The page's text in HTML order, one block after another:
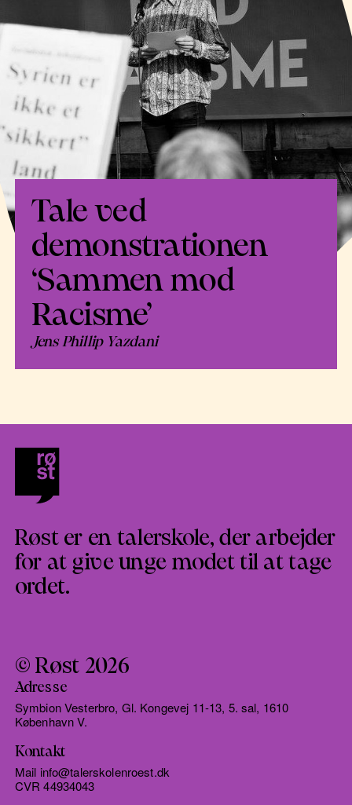
Tale ved
demonstrationen
‘Sammen mod
Racisme’
Jens Phillip Yazdani
Røst er en talerskole, der arbejder
for at give unge modet til at tage
ordet.
© Røst 2026
Adresse
Symbion Vesterbro, Gl. Kongevej 11-13, 5. sal, 1610
København V.
Kontakt
Mail info@talerskolenroest.dk
CVR 44934043